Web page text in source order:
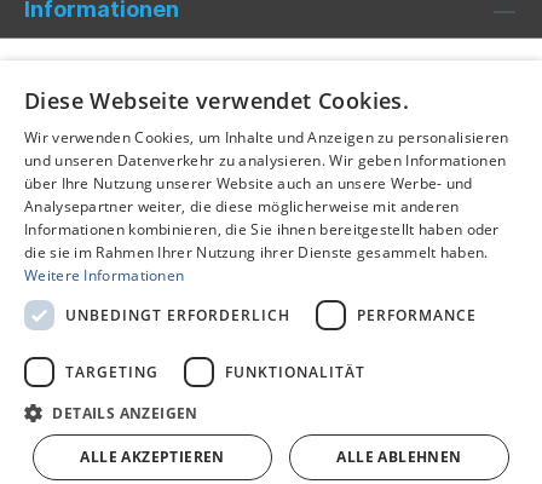
Informationen
Alle Preise inkl. gesetzl. Mehrwertsteuer zzgl.
und ggf. Nachnahmegebühren, wenn nicht anders
angegeben.
Diese Webseite verwendet Cookies.
Wir verwenden Cookies, um Inhalte und Anzeigen zu personalisieren
und unseren Datenverkehr zu analysieren. Wir geben Informationen
über Ihre Nutzung unserer Website auch an unsere Werbe- und
Analysepartner weiter, die diese möglicherweise mit anderen
Informationen kombinieren, die Sie ihnen bereitgestellt haben oder
die sie im Rahmen Ihrer Nutzung ihrer Dienste gesammelt haben.
Weitere Informationen
UNBEDINGT ERFORDERLICH
PERFORMANCE
TARGETING FUNKTIONALITÄT
DETAILS ANZEIGEN
ALLE AKZEPTIEREN ALLE ABLEHNEN